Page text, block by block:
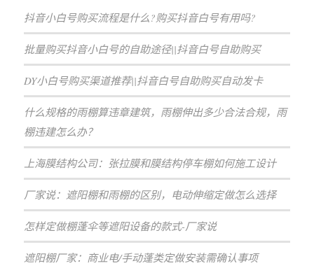
抖音小白号购买流程是什么?购买抖音白号有用吗?
批量购买抖音小白号的自助途径||抖音白号自助购买
DY小白号购买渠道推荐||抖音白号自助购买自动发卡
什么规格的雨棚算违章建筑，雨棚伸出多少合法合规，雨
棚违建怎么办？
上海膜结构公司：张拉膜和膜结构停车棚如何施工设计
厂家说：遮阳棚和雨棚的区别，电动伸缩定做怎么选择
怎样定做棚蓬伞等遮阳设备的款式-厂家说
遮阳棚厂家：商业电/手动蓬类定做安装需确认事项